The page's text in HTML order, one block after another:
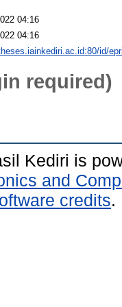
04:16
04:16
id/
required)
Kediri is
and
credits.